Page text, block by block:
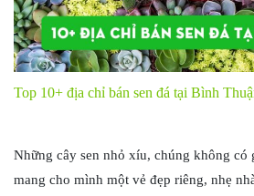
Top 10+ địa chỉ bán sen đá tại Bình
Những cây sen nhỏ xíu, chúng không có
mang cho mình một vẻ đẹp riêng, nhẹ